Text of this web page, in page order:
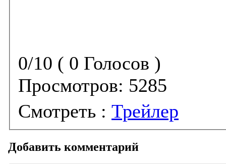
0/10 ( 0 Голосов )
Просмотров: 5285
Смотреть : Трейлер
Добавить комментарий